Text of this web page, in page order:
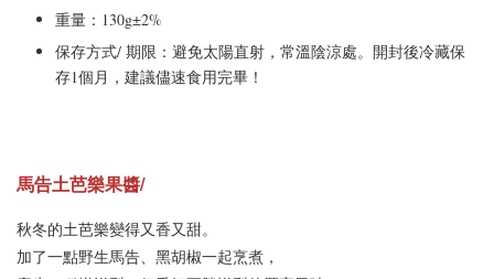
重量：130g±2%
保存方式/ 期限：避免太陽直射，常溫陰涼處。開封後冷藏保
存1個月，建議儘速食用完畢！
馬告土芭樂果醬/
秋冬的土芭樂變得又香又甜。
加了一點野生馬告、黑胡椒一起烹煮，